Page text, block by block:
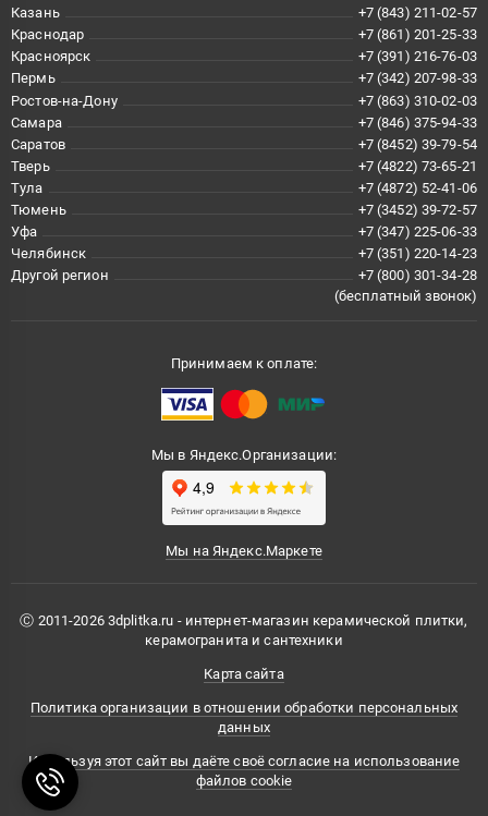
Казань
+7 (843) 211-02-57
Краснодар
+7 (861) 201-25-33
Красноярск
+7 (391) 216-76-03
Пермь
+7 (342) 207-98-33
Ростов-на-Дону
+7 (863) 310-02-03
Самара
+7 (846) 375-94-33
Саратов
+7 (8452) 39-79-54
Тверь
+7 (4822) 73-65-21
Тула
+7 (4872) 52-41-06
Тюмень
+7 (3452) 39-72-57
Уфа
+7 (347) 225-06-33
Челябинск
+7 (351) 220-14-23
Другой регион
+7 (800) 301-34-28
(бесплатный звонок)
Принимаем к оплате:
Мы в Яндекс.Организации:
Мы на Яндекс.Маркете
Ⓒ 2011-2026 3dplitka.ru - интернет-магазин керамической плитки,
керамогранита и сантехники
Карта сайта
Политика организации в отношении обработки персональных
данных
Используя этот сайт вы даёте своё согласие на использование
файлов cookie